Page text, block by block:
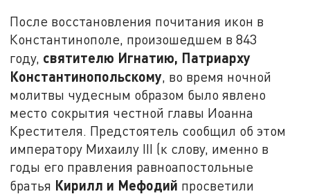
После восстановления почитания икон в
Константинополе, произошедшем в 843
году, святителю Игнатию, Патриарху
Константинопольскому , во время ночной
молитвы чудесным образом было явлено
место сокрытия честной главы Иоанна
Крестителя. Предстоятель сообщил об этом
императору Михаилу III (к слову, именно в
годы его правления равноапостольные
братья Кирилл и Мефодий просветили